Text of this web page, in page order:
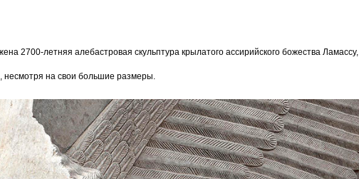
художника Келвина Николса (Calvin Nicholls)
2700-летняя алебастровая скульптура крылатого ассирийского божества Ламассу,
несмотря на свои большие размеры.